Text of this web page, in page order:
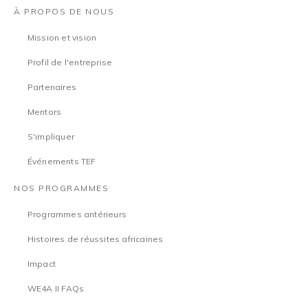
À PROPOS DE NOUS
Mission et vision
Profil de l'entreprise
Partenaires
Mentors
S'impliquer
Événements TEF
NOS PROGRAMMES
Programmes antérieurs
Histoires de réussites africaines
Impact
WE4A II FAQs